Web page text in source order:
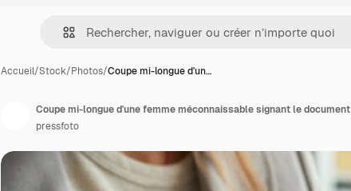
Accueil/Stock/Photos/Coupe mi-longue d'un…
Coupe mi-longue d'une femme méconnaissable signant le document
pressfoto